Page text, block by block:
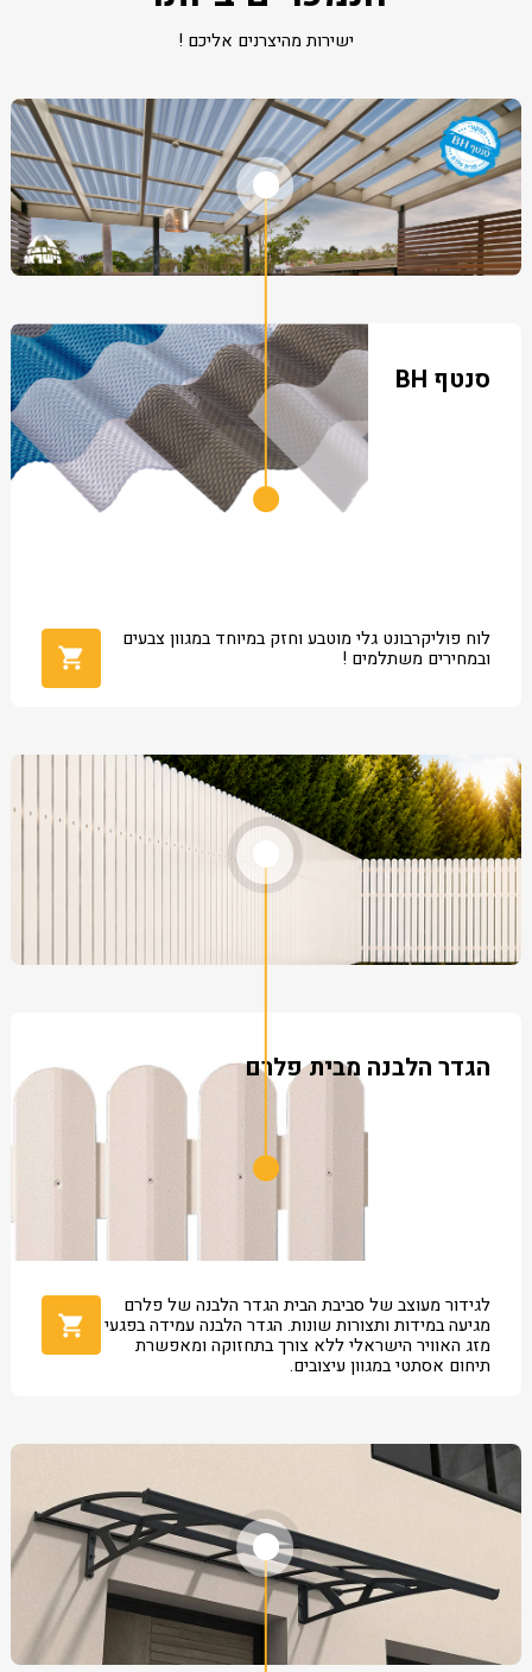
ישירות מהיצרנים אליכם !
סנטף BH
לוח פוליקרבונט גלי מוטבע וחזק במיוחד במגוון צבעים
ובמחירים משתלמים !
הגדר הלבנה מבית פלרם
לגידור מעוצב של סביבת הבית הגדר הלבנה של פלרם
מגיעה במידות ותצורות שונות. הגדר הלבנה עמידה בפגעי
מזג האוויר הישראלי ללא צורך בתחזוקה ומאפשרת
תיחום אסתטי במגוון עיצובים.